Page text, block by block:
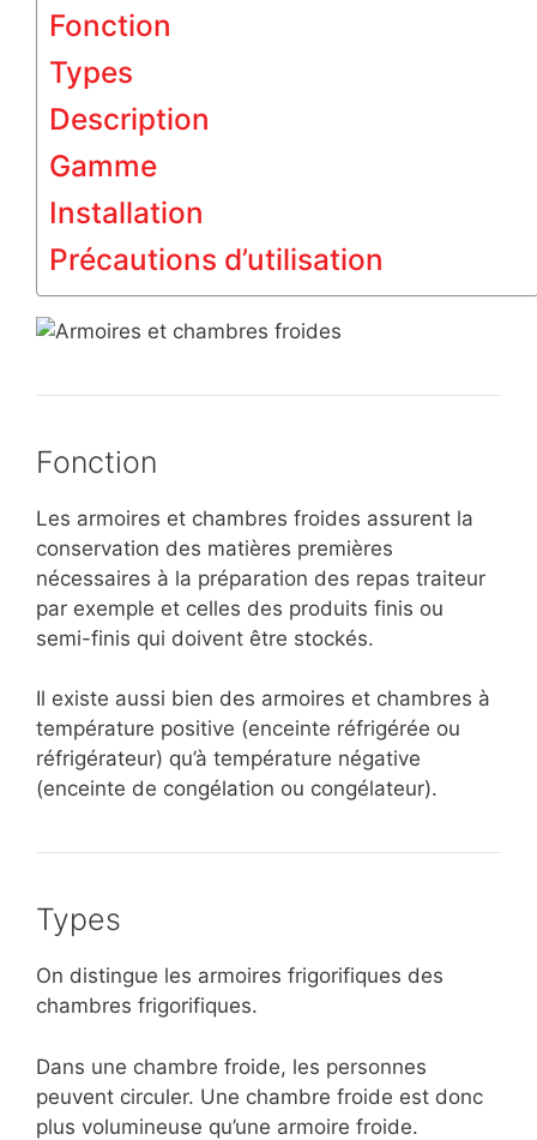
Fonction
Types
Description
Gamme
Installation
Précautions d’utilisation
Fonction
Les armoires et chambres froides assurent la
conservation des matières premières
nécessaires à la préparation des repas traiteur
par exemple et celles des produits finis ou
semi-finis qui doivent être stockés.
Il existe aussi bien des armoires et chambres à
température positive (enceinte réfrigérée ou
réfrigérateur) qu’à température négative
(enceinte de congélation ou congélateur).
Types
On distingue les armoires frigorifiques des
chambres frigorifiques.
Dans une chambre froide, les personnes
peuvent circuler. Une chambre froide est donc
plus volumineuse qu’une armoire froide.